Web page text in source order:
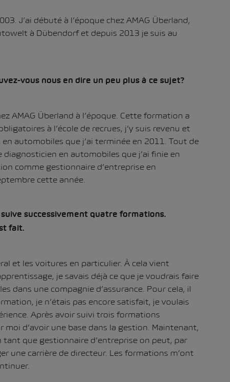
J’ai débuté à l’époque chez AMAG Überland,
à Dübendorf et depuis 2013 je suis au
vous nous en dire un peu plus à ce sujet?
AMAG Überland à l’époque. Cette formation a
à l’école de recrues, j’y suis revenu et
automobiles que j’ai terminée en 2011. Tout de
en automobiles que j’ai finie en
comme gestionnaire d’entreprise en
cette année.
successivement quatre formations.
fait.
et les voitures en particulier. À cela vient
je savais déjà ce que je voudrais faire
dans une compagnie d’assurance. Pour cela, il
je n’étais pas encore satisfait, je voulais
Après avoir suivi trois formations
d’avoir une base dans la gestion. Maintenant,
que gestionnaire d’entreprise on peut, par
une carrière de directeur. Les formations m’ont